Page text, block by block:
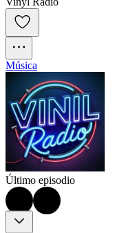
Música
Último episodio